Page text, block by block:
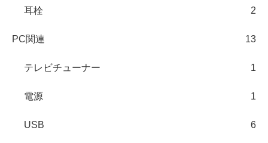
耳栓 2
PC関連 13
テレビチューナー 1
電源 1
USB 6